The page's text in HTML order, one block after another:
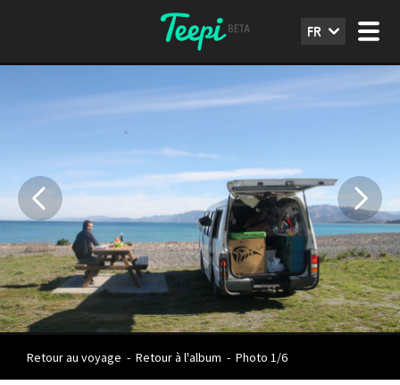
FR
Retour au voyage - Retour à l'album - Photo 1/6